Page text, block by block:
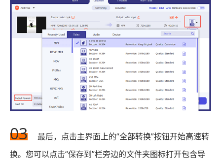
03
最后，点击主界面上的“全部转换”按钮开始高速转
换。您可以点击“保存到”栏旁边的文件夹图标打开包含导